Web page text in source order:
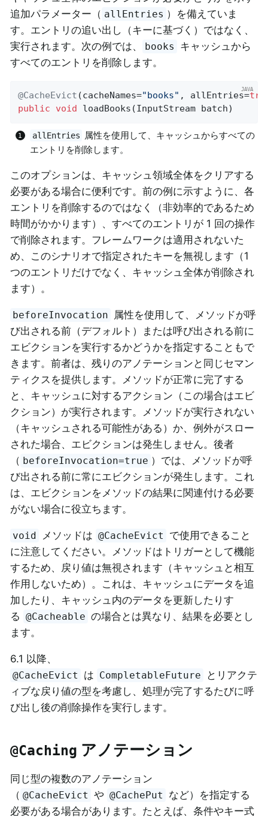
追加パラメーター（ allEntries ）を備えていま
す。エントリの追い出し（キーに基づく）ではなく、
実行されます。次の例では、
books
キャッシュから
すべてのエントリを削除します。
@CacheEvict (cacheNames="books" , allEntries=
public
void loadBooks (InputStream batch)
allEntries
属性を使用して、キャッシュからすべての
エントリを削除します。
このオプションは、キャッシュ領域全体をクリアする
必要がある場合に便利です。前の例に示すように、各
エントリを削除するのではなく（非効率的であるため
時間がかかります）、すべてのエントリが 1 回の操作
で削除されます。フレームワークは適用されないた
め、このシナリオで指定されたキーを無視します（1
つのエントリだけでなく、キャッシュ全体が削除され
ます）。
beforeInvocation
属性を使用して、メソッドが呼
び出される前（デフォルト）または呼び出される前に
エビクションを実行するかどうかを指定することもで
きます。前者は、残りのアノテーションと同じセマン
ティクスを提供します。メソッドが正常に完了する
と、キャッシュに対するアクション（この場合はエビ
クション）が実行されます。メソッドが実行されない
（キャッシュされる可能性がある）か、例外がスロー
された場合、エビクションは発生しません。後者
（ beforeInvocation=true ）では、メソッドが呼
び出される前に常にエビクションが発生します。これ
は、エビクションをメソッドの結果に関連付ける必要
がない場合に役立ちます。
void メソッドは @CacheEvict
で使用できること
に注意してください。メソッドはトリガーとして機能
するため、戻り値は無視されます（キャッシュと相互
作用しないため）。これは、キャッシュにデータを追
加したり、キャッシュ内のデータを更新したりす
る @Cacheable の場合とは異なり、結果を必要とし
ます。
6.1 以降、
@CacheEvict は CompletableFuture
とリアクテ
ィブな戻り値の型を考慮し、処理が完了するたびに呼
び出し後の削除操作を実行します。
@Caching アノテーション
同じ型の複数のアノテーション
（ @CacheEvict や @CachePut
など）を指定する
必要がある場合があります。たとえば、条件やキー式